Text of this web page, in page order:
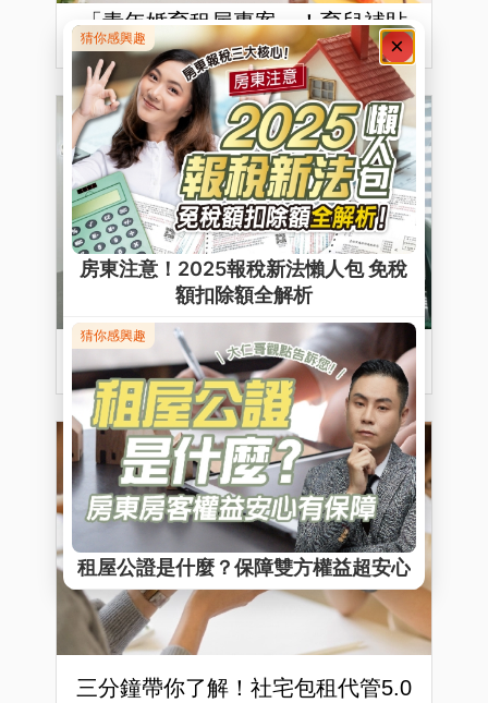
「青年婚育租屋專案」！育兒補貼
＋節稅雙收！
星空間 • 讓你再創事業新高峰
三分鐘帶你了解！社宅包租代管5.0